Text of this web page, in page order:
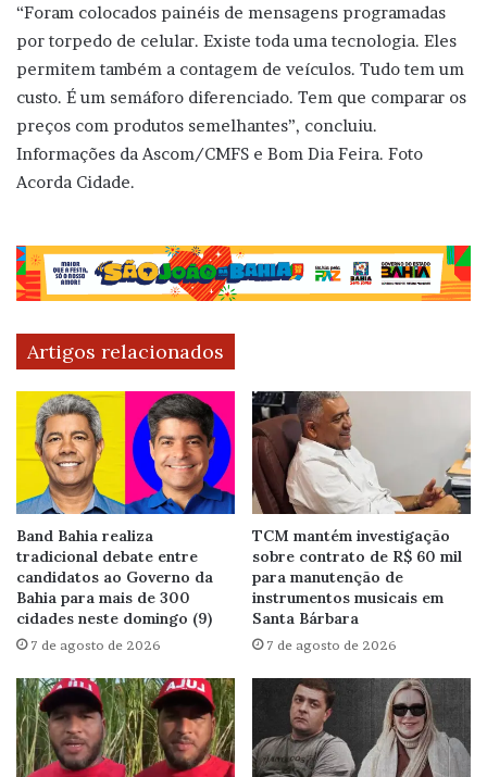
“Foram colocados painéis de mensagens programadas
por torpedo de celular. Existe toda uma tecnologia. Eles
permitem também a contagem de veículos. Tudo tem um
custo. É um semáforo diferenciado. Tem que comparar os
preços com produtos semelhantes”, concluiu.
Informações da Ascom/CMFS e Bom Dia Feira. Foto
Acorda Cidade.
Artigos relacionados
Band Bahia realiza
tradicional debate entre
candidatos ao Governo da
Bahia para mais de 300
cidades neste domingo (9)
7 de agosto de 2026
TCM mantém investigação
sobre contrato de R$ 60 mil
para manutenção de
instrumentos musicais em
Santa Bárbara
7 de agosto de 2026